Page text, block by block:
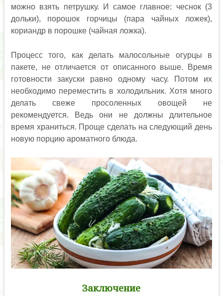
можно взять петрушку. И самое главное: чеснок (3
дольки), порошок горчицы (пара чайных ложек),
кориандр в порошке (чайная ложка).
Процесс того, как делать малосольные огурцы в
пакете, не отличается от описанного выше. Время
готовности закуски равно одному часу. Потом их
необходимо переместить в холодильник. Хотя много
делать свеже просоленных овощей не
рекомендуется. Ведь они не должны длительное
время храниться. Проще сделать на следующий день
новую порцию ароматного блюда.
Заключение